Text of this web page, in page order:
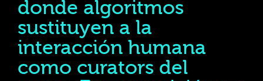
donde algoritmos
sustituyen a la
interacción humana
como curators del